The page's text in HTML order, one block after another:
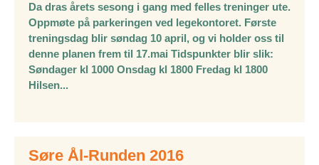
Da dras årets sesong i gang med felles treninger ute.
Oppmøte på parkeringen ved legekontoret. Første
treningsdag blir søndag 10 april, og vi holder oss til
denne planen frem til 17.mai Tidspunkter blir slik:
Søndager kl 1000 Onsdag kl 1800 Fredag kl 1800
Hilsen...
Søre Ål-Runden 2016